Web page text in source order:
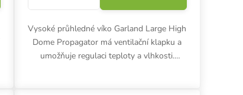
Vysoké průhledné víko Garland Large High
Dome Propagator má ventilační klapku a
umožňuje regulaci teploty a vlhkosti.